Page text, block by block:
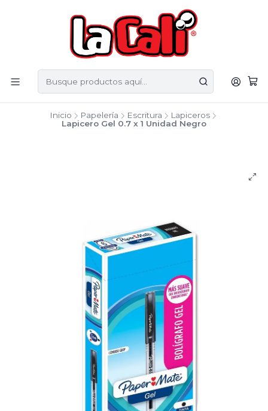
Inicio Papelería Escritura
Lapiceros
Lapicero Gel 0.7 x 1 Unidad Negro